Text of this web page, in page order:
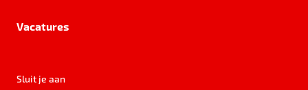
Vacatures
Sluit je aan